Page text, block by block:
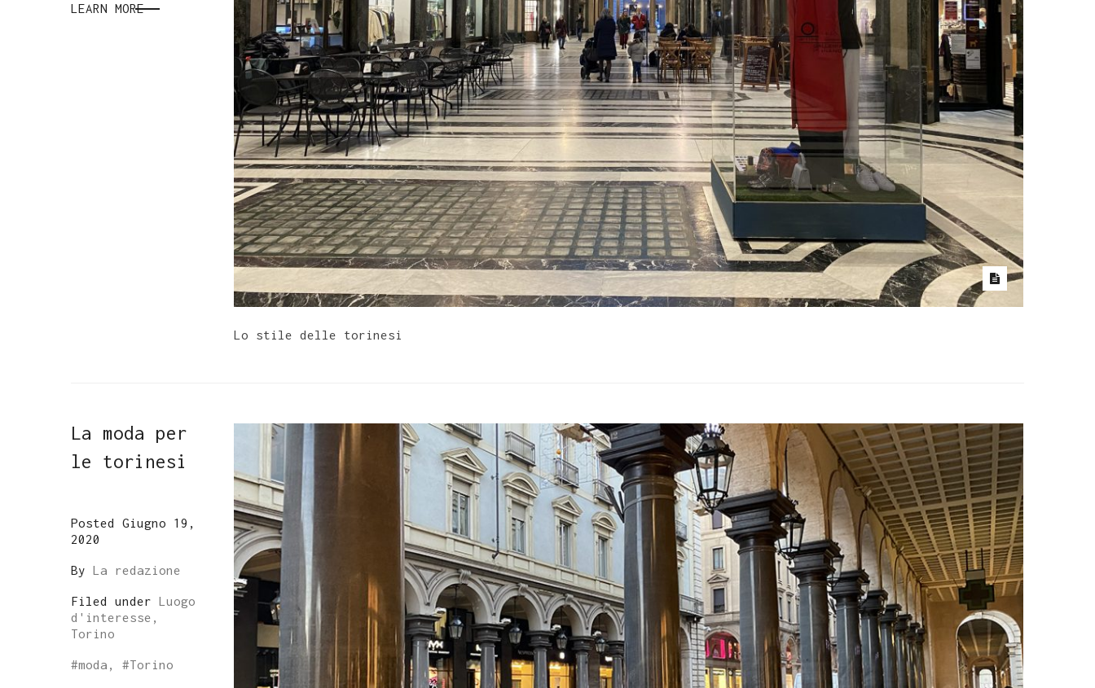
LEARN MORE
Lo stile delle torinesi
La moda per
le torinesi
Posted Giugno 19,
2020
By La redazione
Filed under Luogo
d'interesse,
Torino
#moda , #Torino